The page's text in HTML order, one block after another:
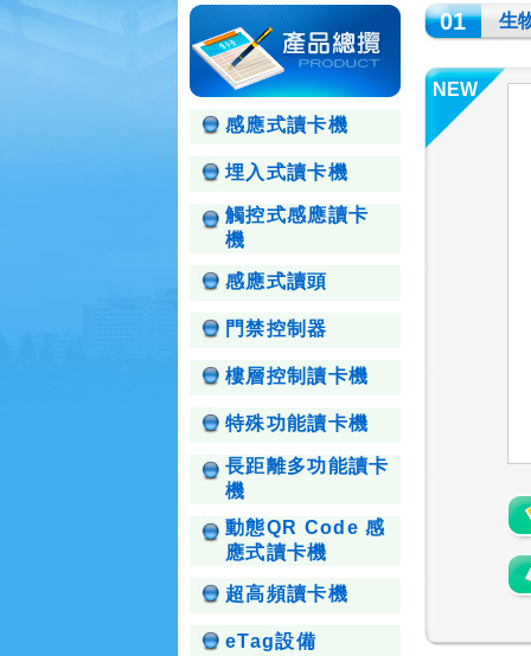
感應式讀卡機
埋入式讀卡機
觸控式感應讀卡
機
感應式讀頭
門禁控制器
樓層控制讀卡機
特殊功能讀卡機
長距離多功能讀卡
機
動態QR Code 感
應式讀卡機
超高頻讀卡機
eTag設備
01 生
NEW